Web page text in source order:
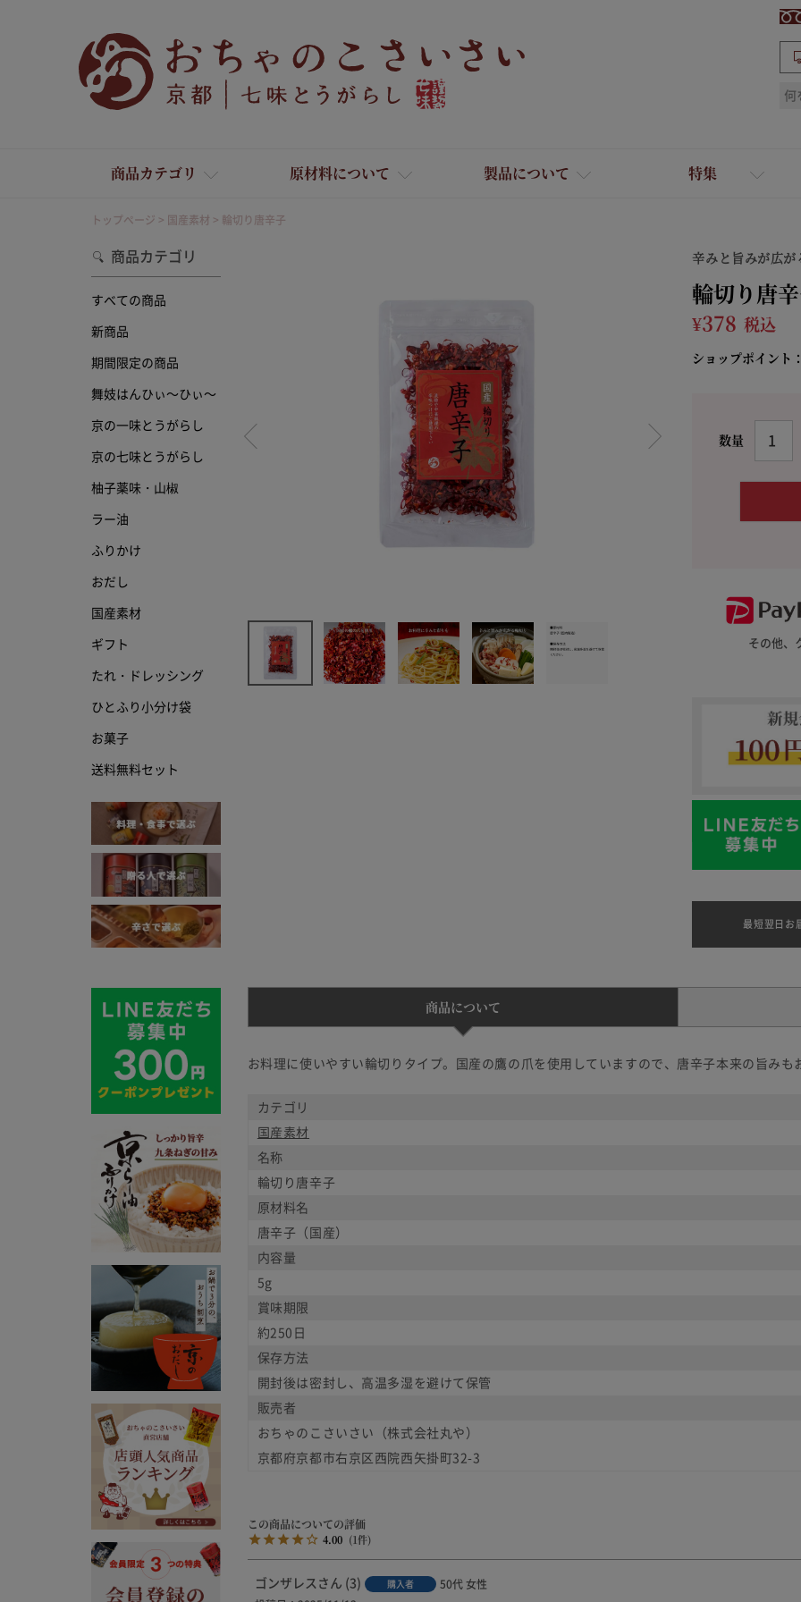
商品カテゴリ
舞妓はんひぃ～ひぃ～
京の一味とうがらし
京の七味とうがらし
ひとふり小分け袋
たれ・ドレッシング
おだし
お菓子
国産・鷹の爪
お土産・ギフト 贈る人に
原材料について 製品について 特集
トップページ 国産素材 輪切り唐辛子
商品カテゴリ
すべての商品
新商品
期間限定の商品
舞妓はんひぃ～ひぃ～
京の一味とうがらし
京の七味とうがらし
柚子薬味・山椒
ラー油
ふりかけ
おだし
国産素材
ギフト
たれ・ドレッシング
ひとふり小分け袋
お菓子
送料無料セット
辛みと旨みが広が
輪切り唐
¥378 税込
ショップポイント
その他、
最短翌日お
商品について
お料理に使いやすい輪切りタイプ。国産の鷹の爪を使用していますので、唐辛子本来の旨みも
カテゴリ
国産素材
名称
輪切り唐辛子
原材料名
唐辛子（国産）
内容量
5g
賞味期限
約250日
保存方法
開封後は密封し、高温多湿を避けて保管
販売者
おちゃのこさいさい（株式会社丸や）
京都府京都市右京区西院西矢掛町32-3
4.00 1
ゴンザレス 3 購入者 50代 女性